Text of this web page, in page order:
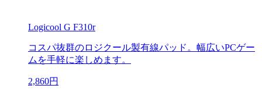
Logicool G F310r
コスパ抜群のロジクール製有線パッド。幅広いPCゲー
ムを手軽に楽しめます。
2,860円